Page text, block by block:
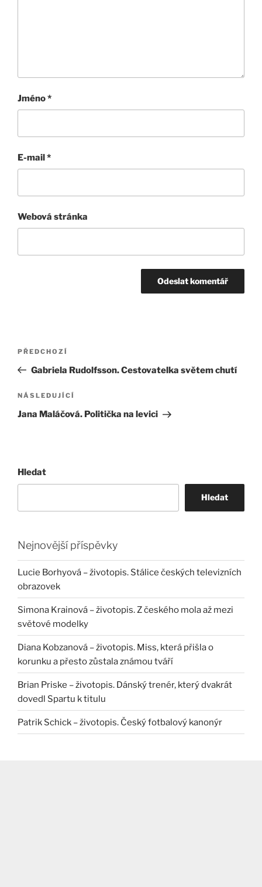
Jméno*
E-mail*
Webová stránka
Navigace
příspěvek
Předchozí
příspěvek
PŘEDCHOZÍ
Gabriela Rudolfsson. Cestovatelka světem chutí
Následující
příspěvek
NÁSLEDUJÍCÍ
Jana Maláčová. Politička na levici
Hledat
Hledat
Nejnovější příspěvky
Lucie Borhyová – životopis. Stálice českých televizních
obrazovek
Simona Krainová – životopis. Z českého mola až mezi
světové modelky
Diana Kobzanová – životopis. Miss, která přišla o
korunku a přesto zůstala známou tváří
Brian Priske – životopis. Dánský trenér, který dvakrát
dovedl Spartu k titulu
Patrik Schick – životopis. Český fotbalový kanonýr